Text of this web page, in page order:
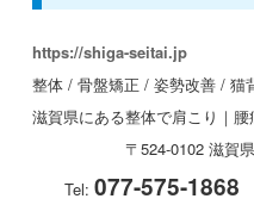
https://shiga-seitai.jp
整体 / 骨盤矯正 / 姿勢改善 / 猫
滋賀県にある整体で肩こり｜腰
〒524-0102 滋賀県
Tel:077-575-1868